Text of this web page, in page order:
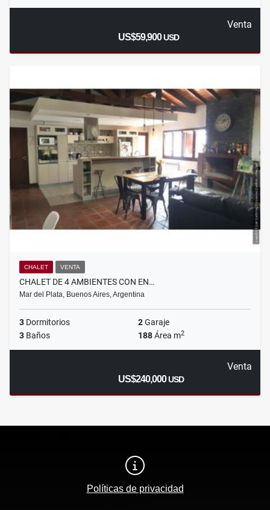
Venta
US$59,900USD
CHALET VENTA
CHALET DE 4 AMBIENTES CON EN…
Mar del Plata, Buenos Aires, Argentina
3 Dormitorios 2Garaje
3 Baños 188Área m2
Venta
US$240,000USD
Políticas de privacidad